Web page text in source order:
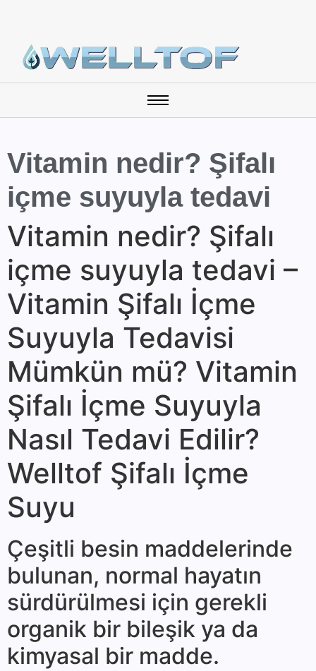
Vitamin nedir? Şifalı
içme suyuyla tedavi
Vitamin nedir? Şifalı
içme suyuyla tedavi –
Vitamin Şifalı İçme
Suyuyla Tedavisi
Mümkün mü? Vitamin
Şifalı İçme Suyuyla
Nasıl Tedavi Edilir?
Welltof Şifalı İçme
Suyu
Çeşitli besin maddelerinde
bulunan, normal hayatın
sürdürülmesi için gerekli
organik bir bileşik ya da
kimyasal bir madde.